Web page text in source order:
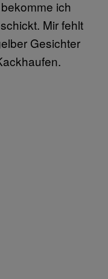
ich
Mir fehlt
Gesichter